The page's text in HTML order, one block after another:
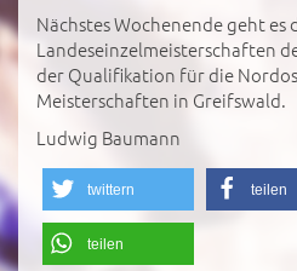
Nächstes Wochenende geht es
Landeseinzelmeisterschaften
der Qualifikation für die
Meisterschaften in Greifswald.
Ludwig Baumann
twittern teilen
teilen